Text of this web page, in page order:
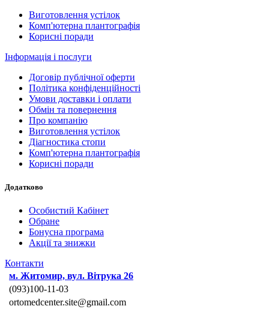
Виготовлення устілок
Комп'ютерна плантографія
Корисні поради
Інформація і послуги
Договір публічної оферти
Політика конфіденційності
Умови доставки і оплати
Обмін та повернення
Про компанію
Виготовлення устілок
Діагностика стопи
Комп'ютерна плантографія
Корисні поради
Додатково
Особистий Кабінет
Обране
Бонусна програма
Акції та знижки
Контакти
м. Житомир, вул. Вітрука 26
(093)100-11-03
ortomedcenter.site@gmail.com